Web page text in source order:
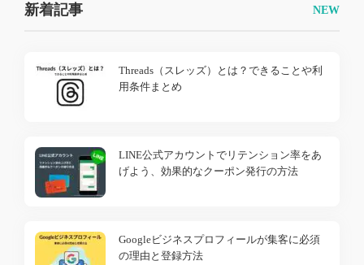
新着記事
Threads（スレッズ）とは？できることや利
用条件まとめ
LINE公式アカウントでリテンション率をあ
げよう、効果的なクーポン発行の方法
Googleビジネスプロフィールが集客に必須
の理由と登録方法